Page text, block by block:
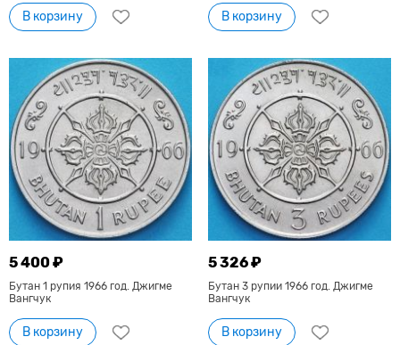
В корзину В корзину
5 400 ₽
Бутан 1 рупия 1966 год. Джигме
Вангчук
В корзину
5 326 ₽
Бутан 3 рупии 1966 год. Джигме
Вангчук
В корзину